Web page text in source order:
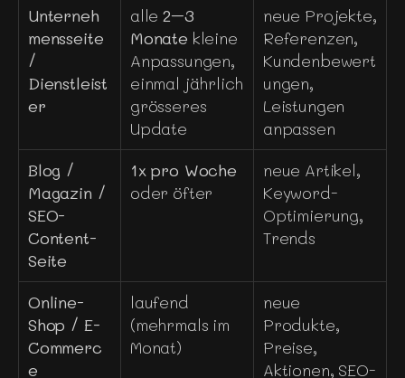
Unterneh
mensseite
/
Dienstleist
er
alle 2–3
Monate kleine
Anpassungen,
einmal jährlich
grösseres
Update
neue Projekte,
Referenzen,
Kundenbewert
ungen,
Leistungen
anpassen
Blog /
Magazin /
SEO-
Content-
Seite
1x pro Woche
oder öfter
neue Artikel,
Keyword-
Optimierung,
Trends
Online-
Shop / E-
Commerc
e
laufend
(mehrmals im
Monat)
neue
Produkte,
Preise,
Aktionen, SEO-